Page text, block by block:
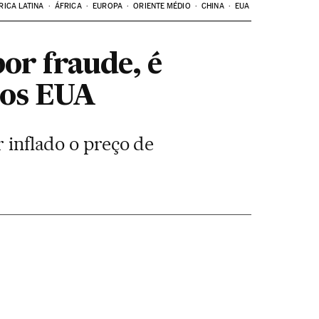
LATINA ÁFRICA EUROPA ORIENTE MÉDIO CHINA EUA
fraude, é
EUA
inflado o preço de